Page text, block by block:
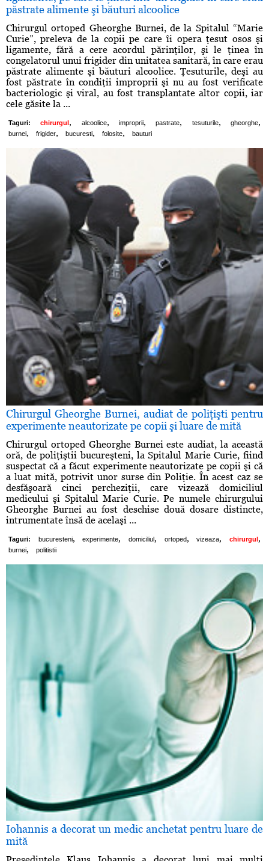
păstrate alimente şi băuturi alcoolice
Chirurgul ortoped Gheorghe Burnei, de la Spitalul “Marie
Curie”, preleva de la copii pe care îi opera ţesut osos şi
ligamente, fără a cere acordul părinţilor, şi le ţinea în
congelatorul unui frigider din unitatea sanitară, în care erau
păstrate alimente şi băuturi alcoolice. Ţesuturile, deşi au
fost păstrate în condiţii improprii şi nu au fost verificate
bacteriologic şi viral, au fost transplantate altor copii, iar
cele găsite la ...
Taguri: chirurgul , alcoolice, improprii, pastrate, tesuturile, gheorghe,
burnei, frigider, bucuresti, folosite, bauturi
Chirurgul Gheorghe Burnei, audiat de poliţişti pentru
experimente neautorizate pe copii şi luare de mită
Chirurgul ortoped Gheorghe Burnei este audiat, la această
oră, de poliţiştii bucureşteni, la Spitalul Marie Curie, fiind
suspectat că a făcut experimente neautorizate pe copii şi că
a luat mită, potrivit unor surse din Poliţie. În acest caz se
desfăşoară cinci percheziţii, care vizează domiciliul
medicului şi Spitalul Marie Curie. Pe numele chirurgului
Gheorghe Burnei au fost deschise două dosare distincte,
intrumentate însă de acelaşi ...
Taguri: bucuresteni, experimente, domiciliul , ortoped, vizeaza, chirurgul ,
burnei, politistii
Iohannis a decorat un medic anchetat pentru luare de
mită